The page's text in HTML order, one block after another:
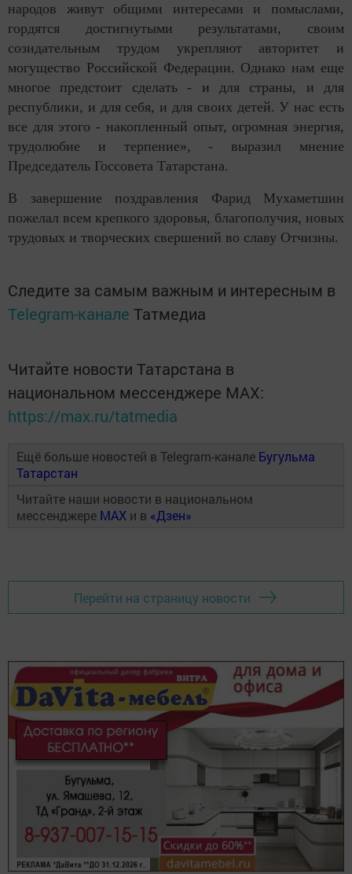
народов живут общими интересами и помыслами,
гордятся достигнутыми результатами, своим
созидательным трудом укрепляют авторитет и
могущество Российской Федерации. Однако нам еще
многое предстоит сделать - и для страны, и для
республики, и для себя, и для своих детей. У нас есть
все для этого - накопленный опыт, огромная энергия,
трудолюбие и терпение», - выразил мнение
Председатель Госсовета Татарстана.
В завершение поздравления Фарид Мухаметшин
пожелал всем крепкого здоровья, благополучия, новых
трудовых и творческих свершений во славу Отчизны.
Следите за самым важным и интересным в
Telegram-канале Татмедиа
Читайте новости Татарстана в
национальном мессенджере MАХ:
https://max.ru/tatmedia
Ещё больше новостей в Telegram-канале Бугульма
Татарстан
Читайте наши новости в национальном
мессенджере MAX и в «Дзен»
Перейти на страницу новости